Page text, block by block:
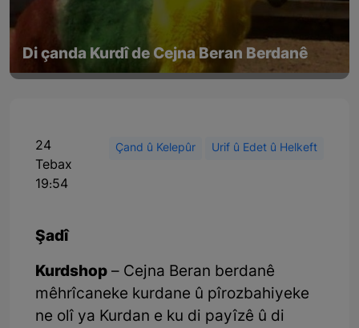
Di çanda Kurdî de Cejna Beran Berdanê
24
Tebax
19:54
Çand û Kelepûr Urif û Edet û Helkeft
Şadî
Kurdshop – Cejna Beran berdanê
mêhrîcaneke kurdane û pîrozbahiyeke
ne olî ya Kurdan e ku di payîzê û di